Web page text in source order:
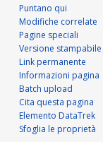
Puntano qui
Modifiche correlate
Pagine speciali
Versione stampabile
Link permanente
Informazioni pagina
Batch upload
Cita questa pagina
Elemento DataTrek
Sfoglia le proprietà